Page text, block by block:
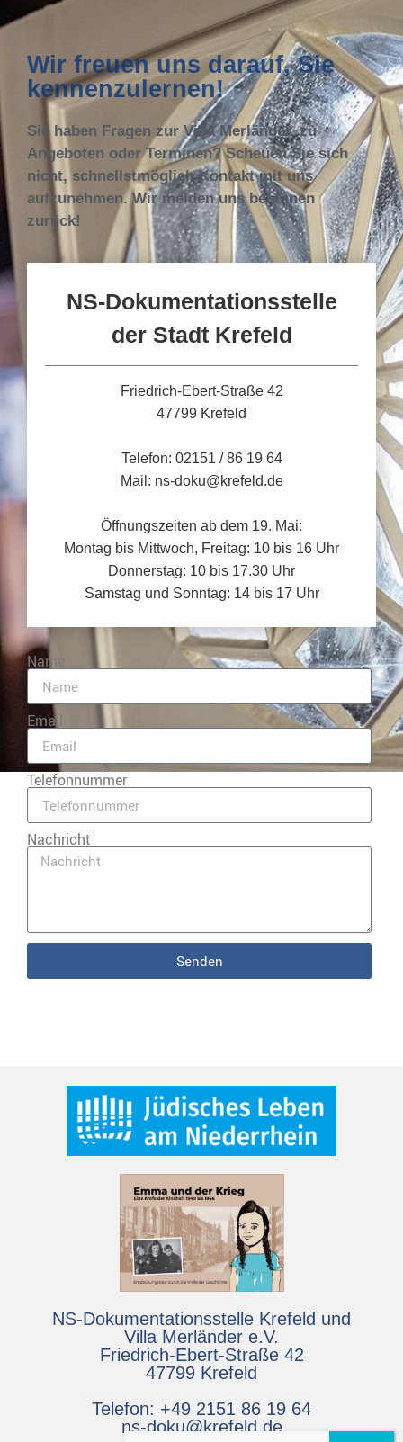
Wir freuen uns darauf, Sie
kennenzulernen!
Sie haben Fragen zur Villa Merländer, zu
Angeboten oder Terminen? Scheuen Sie sich
nicht, schnellstmöglich Kontakt mit uns
aufzunehmen. Wir melden uns bei Ihnen
zurück!
NS-Dokumentationsstelle
der Stadt Krefeld
Friedrich-Ebert-Straße 42
47799 Krefeld
Telefon: 02151 / 86 19 64
Mail: ns-doku@krefeld.de
Öffnungszeiten ab dem 19. Mai:
Montag bis Mittwoch, Freitag: 10 bis 16 Uhr
Donnerstag: 10 bis 17.30 Uhr
Samstag und Sonntag: 14 bis 17 Uhr
Name
Email
Telefonnummer
Nachricht
Senden
NS-Dokumentationsstelle Krefeld und
Villa Merländer e.V.
Friedrich-Ebert-Straße 42
47799 Krefeld
Telefon: +49 2151 86 19 64
ns-doku@krefeld.de